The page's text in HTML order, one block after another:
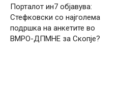
Порталот ин7 објавува:
Стефковски со најголема
подршка на анкетите во
ВМРО-ДПМНЕ за Скопје?